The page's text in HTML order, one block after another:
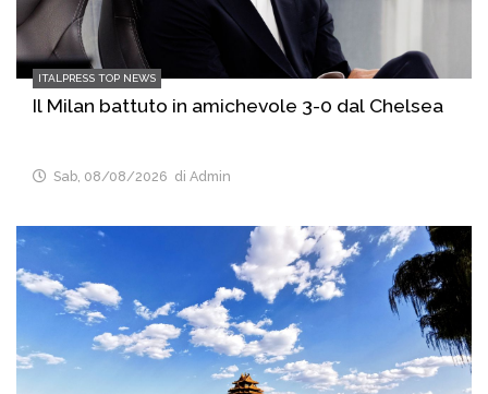
ITALPRESS TOP NEWS
Il Milan battuto in amichevole 3-0 dal Chelsea
Sab, 08/08/2026 di Admin